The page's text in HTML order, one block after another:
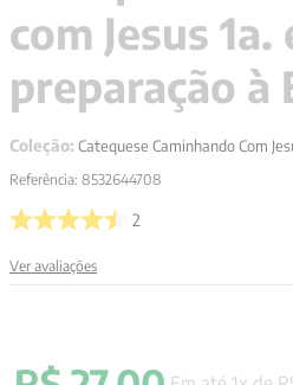
com Jesus
preparação à
Coleção: Catequese Caminhando Com
Referência: 8532644708
2
Ver avaliações
5 º byung chul han
º biblia
8º anselm grun
9º
10º verena kast